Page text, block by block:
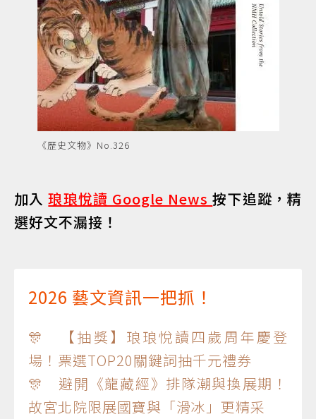
《歷史文物》No.326
加入琅琅悅讀 Google News按下追蹤，精
選好文不漏接！
2026 藝文資訊一把抓！
🎊 【抽獎】琅琅悅讀四歲周年慶登
場！票選TOP20關鍵詞抽千元禮券
🎊 避開《龍藏經》排隊潮與換展期！
故宮北院限展國寶與「滑冰」更精采